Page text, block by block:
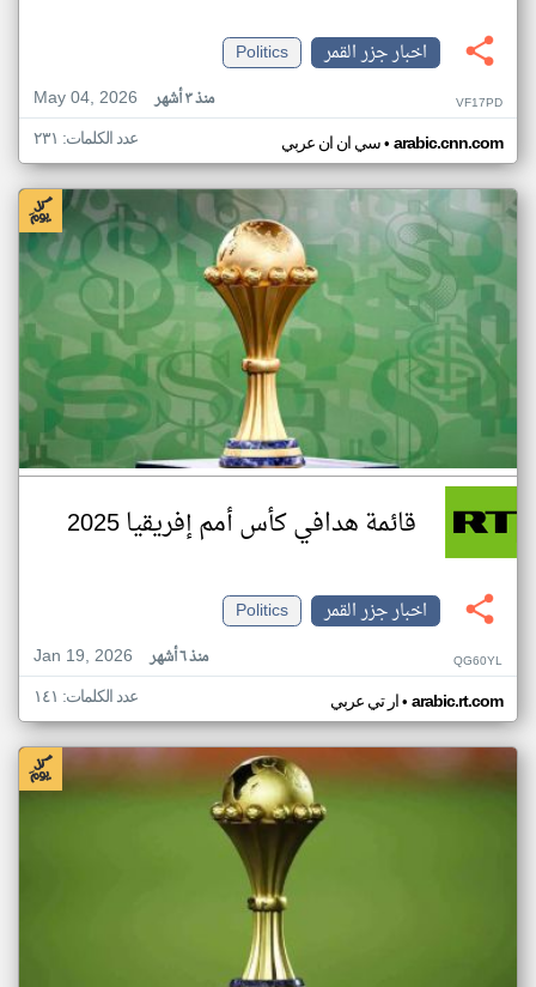
اخبار جزر القمر
Politics
May 04, 2026
منذ ٣ أشهر VF17PD
سي ان ان عربي• arabic.cnn.com عدد الكلمات: ٢٣١
قائمة هدافي كأس أمم إفريقيا 2025
اخبار جزر القمر
Politics
Jan 19, 2026
منذ ٦ أشهر QG60YL
ار تي عربي• arabic.rt.com عدد الكلمات: ١٤١